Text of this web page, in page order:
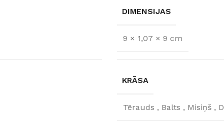
DIMENSIJAS
9 × 1,07 × 9 cm
KRĀSA
Tērauds , Balts , Misiņš ,